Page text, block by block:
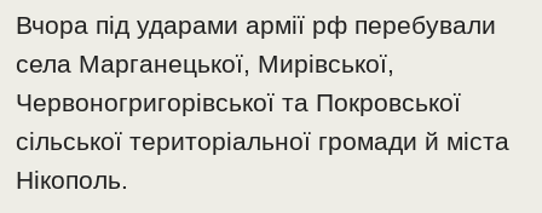
Вчора під ударами армії рф перебували
села Марганецької, Мирівської,
Червоногригорівської та Покровської
сільської територіальної громади й міста
Нікополь.